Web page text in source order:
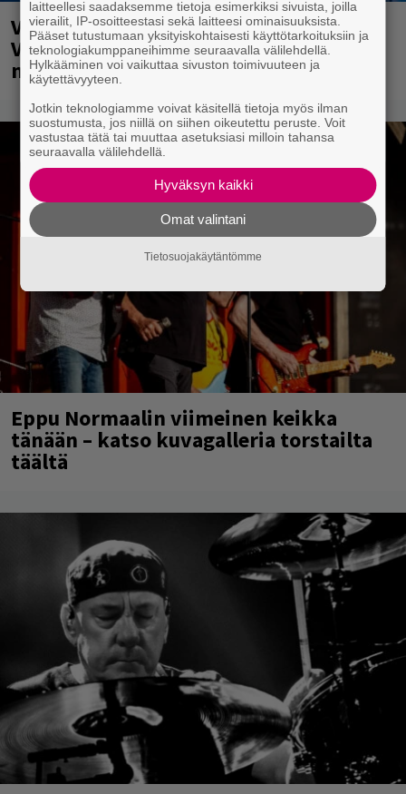
Valtava Yle 100 vuotta -tapahtuma
Veikkaus Arenalla syyskuussa – muista
myös metalliklassikot-konsertti
Eppu Normaalin viimeinen keikka
tänään – katso kuvagalleria torstailta
täältä
laitteellesi saadaksemme tietoja esimerkiksi sivuista, joilla
vierailit, IP-osoitteestasi sekä laitteesi ominaisuuksista.
Pääset tutustumaan yksityiskohtaisesti käyttötarkoituksiin ja
teknologiakumppaneihimme seuraavalla välilehdellä.
Hylkääminen voi vaikuttaa sivuston toimivuuteen ja
käytettävyyteen.
Jotkin teknologiamme voivat käsitellä tietoja myös ilman
suostumusta, jos niillä on siihen oikeutettu peruste. Voit
vastustaa tätä tai muuttaa asetuksiasi milloin tahansa
seuraavalla välilehdellä.
Hyväksyn kaikki
Omat valintani
Tietosuojakäytäntömme